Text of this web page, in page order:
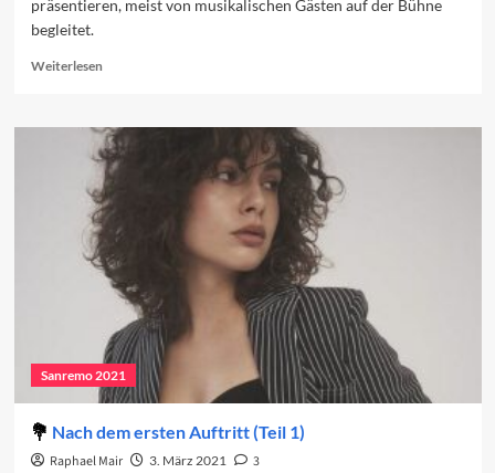
präsentieren, meist von musikalischen Gästen auf der Bühne
begleitet.
WeiterlesenRead
Das
Programm
des
dritten
Abends
Sanremo 2021
Nach dem ersten Auftritt (Teil 1)
Raphael Mair 3. März 2021
3